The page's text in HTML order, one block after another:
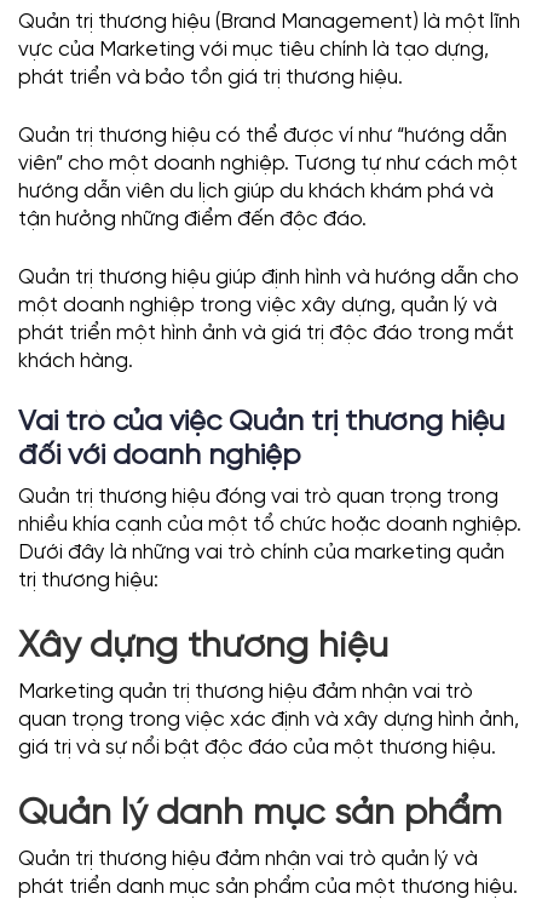
Quản trị thương hiệu (Brand Management) là một lĩnh
vực của Marketing với mục tiêu chính là tạo dựng,
phát triển và bảo tồn giá trị thương hiệu.
Quản trị thương hiệu có thể được ví như “hướng dẫn
viên” cho một doanh nghiệp. Tương tự như cách một
hướng dẫn viên du lịch giúp du khách khám phá và
tận hưởng những điểm đến độc đáo.
Quản trị thương hiệu giúp định hình và hướng dẫn cho
một doanh nghiệp trong việc xây dựng, quản lý và
phát triển một hình ảnh và giá trị độc đáo trong mắt
khách hàng.
Vai trò của việc Quản trị thương hiệu
đối với doanh nghiệp
Quản trị thương hiệu đóng vai trò quan trọng trong
nhiều khía cạnh của một tổ chức hoặc doanh nghiệp.
Dưới đây là những vai trò chính của marketing quản
trị thương hiệu:
Xây dựng thương hiệu
Marketing quản trị thương hiệu đảm nhận vai trò
quan trọng trong việc xác định và xây dựng hình ảnh,
giá trị và sự nổi bật độc đáo của một thương hiệu.
Quản lý danh mục sản phẩm
Quản trị thương hiệu đảm nhận vai trò quản lý và
phát triển danh mục sản phẩm của một thương hiệu.